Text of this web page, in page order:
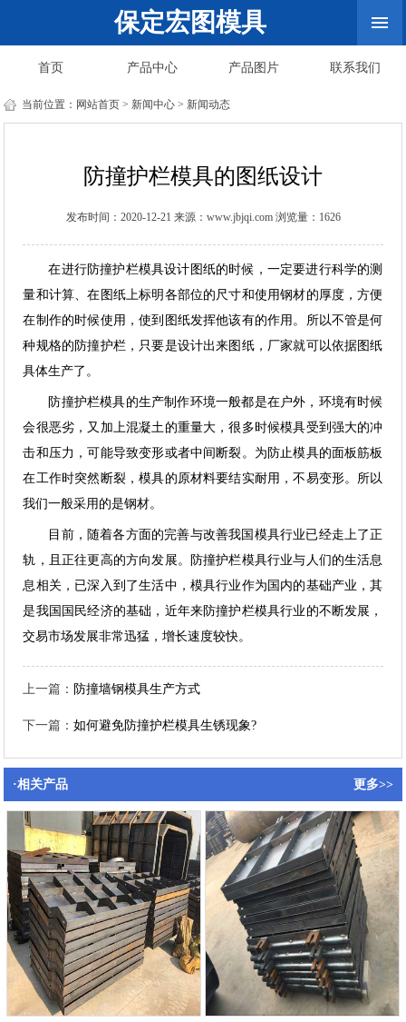
保定宏图模具
首页 产品中心 产品图片 联系我们
当前位置： 网站首页 > 新闻中心 > 新闻动态
防撞护栏模具的图纸设计
发布时间：2020-12-21 来源：www.jbjqi.com 浏览量：1626
在进行防撞护栏模具设计图纸的时候，一定要进行科学的测
量和计算、在图纸上标明各部位的尺寸和使用钢材的厚度，方便
在制作的时候使用，使到图纸发挥他该有的作用。所以不管是何
种规格的防撞护栏，只要是设计出来图纸，厂家就可以依据图纸
具体生产了。
防撞护栏模具的生产制作环境一般都是在户外，环境有时候
会很恶劣，又加上混凝土的重量大，很多时候模具受到强大的冲
击和压力，可能导致变形或者中间断裂。为防止模具的面板筋板
在工作时突然断裂，模具的原材料要结实耐用，不易变形。所以
我们一般采用的是钢材。
目前，随着各方面的完善与改善我国模具行业已经走上了正
轨，且正往更高的方向发展。防撞护栏模具行业与人们的生活息
息相关，已深入到了生活中，模具行业作为国内的基础产业，其
是我国国民经济的基础，近年来防撞护栏模具行业的不断发展，
交易市场发展非常迅猛，增长速度较快。
上一篇： 防撞墙钢模具生产方式
下一篇：如何避免防撞护栏模具生锈现象?
更多>>
·相关产品